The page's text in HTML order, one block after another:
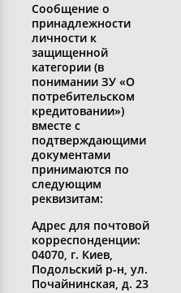
Сообщение о
принадлежности
личности к
защищенной
категории (в
понимании ЗУ «О
потребительском
кредитовании»)
вместе с
подтверждающими
документами
принимаются по
следующим
реквизитам:
Адрес для почтовой
корреспонденции:
04070, г. Киев,
Подольский р-н, ул.
Почайнинская, д. 23